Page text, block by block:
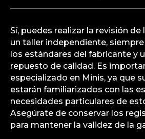
Sí, puedes realizar la revisión
un taller independiente,
los estándares del fabricante y
repuesto de calidad. Es
especializado en Minis, ya que
estarán familiarizados con las
necesidades particulares de
Asegúrate de conservar los
para mantener la validez de la